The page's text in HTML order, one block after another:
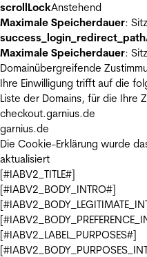
scrollLockAnstehend
Maximale Speicherdauer:
success_login_redirect_path
Maximale Speicherdauer:
Domainübergreifende
Ihre Einwilligung trifft auf die
Liste der Domains, für die Ihre
checkout.garnius.de
garnius.de
Die Cookie-Erklärung wurde
aktualisiert
[#IABV2_TITLE#]
[#IABV2_BODY_INTRO#]
[#IABV2_LABEL_PURPOSES#]